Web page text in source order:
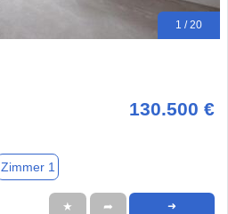
1 / 20
130.500 €
Zimmer 1
★ ➦ ➜